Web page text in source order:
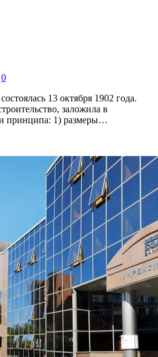
0
13 октября 1902 года.
заложила в
принципа: 1) размеры…